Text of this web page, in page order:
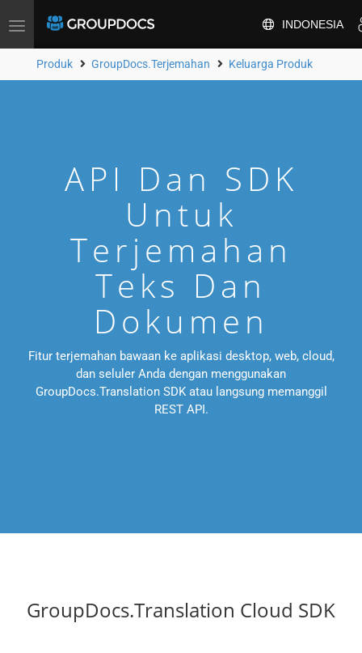
Alihkan
INDONESIA
Produk GroupDocs.Terjemahan Keluarga Produk
API Dan SDK
Untuk
Terjemahan
Teks Dan
Dokumen
Fitur terjemahan bawaan ke aplikasi desktop, web, cloud,
dan seluler Anda dengan menggunakan
GroupDocs.Translation SDK atau langsung memanggil
REST API.
GroupDocs.Translation Cloud SDK